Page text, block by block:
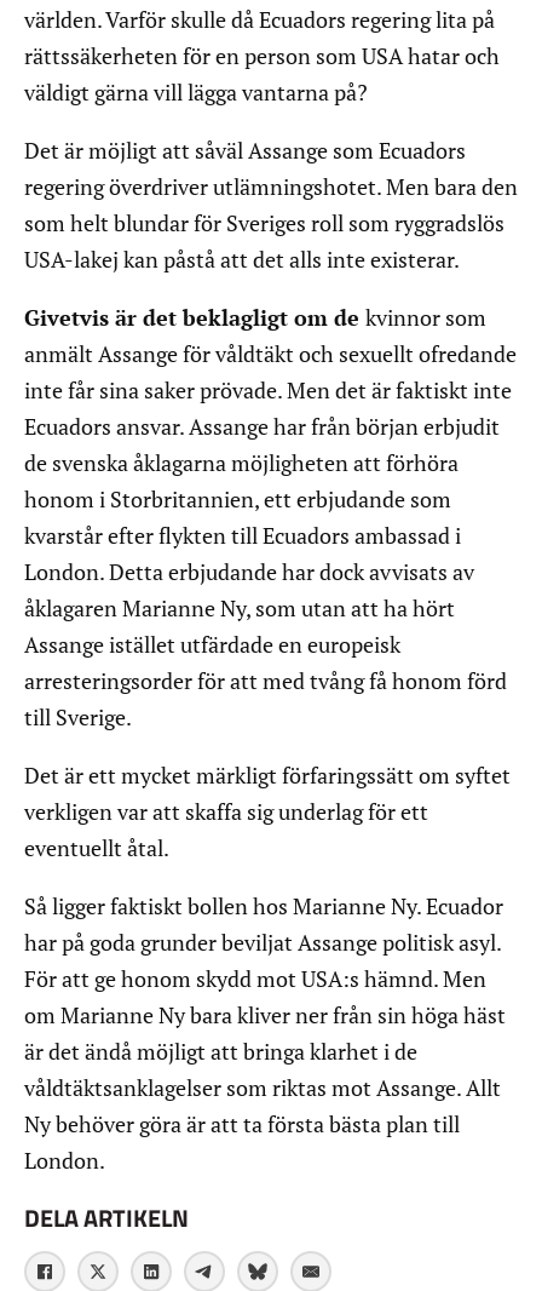
världen. Varför skulle då Ecuadors regering lita på
rättssäkerheten för en person som USA hatar och
väldigt gärna vill lägga vantarna på?
Det är möjligt att såväl Assange som Ecuadors
regering överdriver utlämningshotet. Men bara den
som helt blundar för Sveriges roll som ryggradslös
USA-lakej kan påstå att det alls inte existerar.
Givetvis är det beklagligt om de kvinnor som
anmält Assange för våldtäkt och sexuellt ofredande
inte får sina saker prövade. Men det är faktiskt inte
Ecuadors ansvar. Assange har från början erbjudit
de svenska åklagarna möjligheten att förhöra
honom i Storbritannien, ett erbjudande som
kvarstår efter flykten till Ecuadors ambassad i
London. Detta erbjudande har dock avvisats av
åklagaren Marianne Ny, som utan att ha hört
Assange istället utfärdade en europeisk
arresteringsorder för att med tvång få honom förd
till Sverige.
Det är ett mycket märkligt förfaringssätt om syftet
verkligen var att skaffa sig underlag för ett
eventuellt åtal.
Så ligger faktiskt bollen hos Marianne Ny. Ecuador
har på goda grunder beviljat Assange politisk asyl.
För att ge honom skydd mot USA:s hämnd. Men
om Marianne Ny bara kliver ner från sin höga häst
är det ändå möjligt att bringa klarhet i de
våldtäktsanklagelser som riktas mot Assange. Allt
Ny behöver göra är att ta första bästa plan till
London.
DELA ARTIKELN